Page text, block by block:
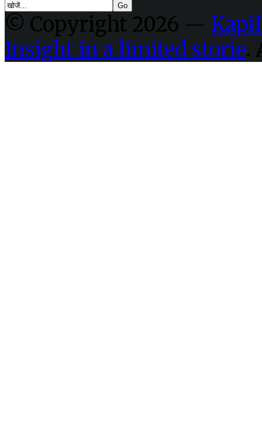
© Copyright 2026 —
Insight in a limited storie.